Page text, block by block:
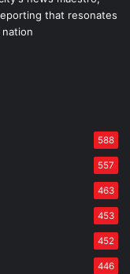
that resonates
588
557
463
453
452
446